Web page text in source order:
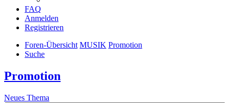
FAQ
Anmelden
Registrieren
Foren-Übersicht MUSIK Promotion
Suche
Promotion
Neues Thema